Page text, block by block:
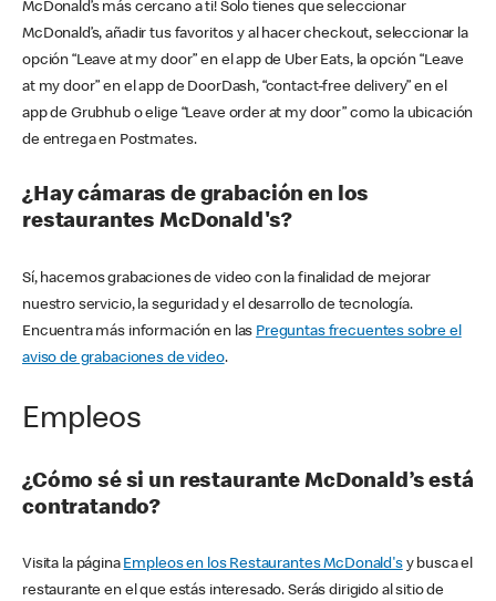
McDonald’s más cercano a ti! Solo tienes que seleccionar
McDonald’s, añadir tus favoritos y al hacer checkout, seleccionar la
opción “Leave at my door” en el app de Uber Eats, la opción “Leave
at my door” en el app de DoorDash, “contact-free delivery” en el
app de Grubhub o elige “Leave order at my door” como la ubicación
de entrega en Postmates.
¿Hay cámaras de grabación en los
restaurantes McDonald's?
Sí, hacemos grabaciones de video con la finalidad de mejorar
nuestro servicio, la seguridad y el desarrollo de tecnología.
Encuentra más información en las Preguntas frecuentes sobre el
aviso de grabaciones de video.
Empleos
¿Cómo sé si un restaurante McDonald’s está
contratando?
Visita la página Empleos en los Restaurantes McDonald'sy busca el
restaurante en el que estás interesado. Serás dirigido al sitio de